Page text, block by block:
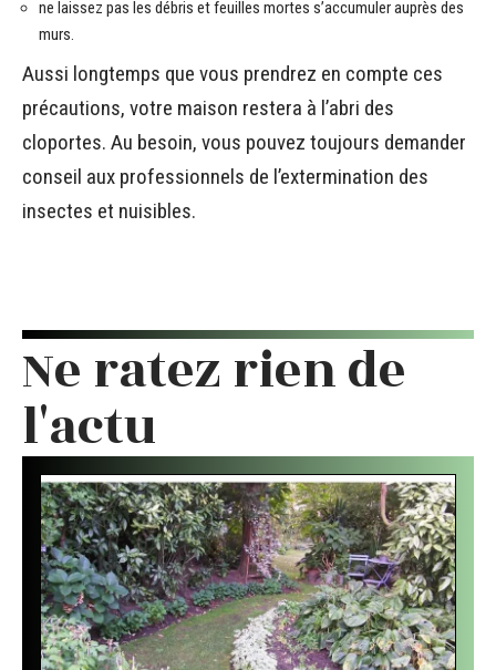
ne laissez pas les débris et feuilles mortes s’accumuler auprès des
murs.
Aussi longtemps que vous prendrez en compte ces
précautions, votre maison restera à l’abri des
cloportes. Au besoin, vous pouvez toujours demander
conseil aux professionnels de l’extermination des
insectes et nuisibles.
Ne ratez rien de
l'actu